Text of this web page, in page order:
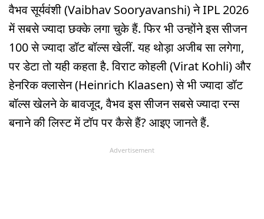
वैभव सूर्यवंशी (Vaibhav Sooryavanshi) ने IPL 2026
में सबसे ज्यादा छक्के लगा चुके हैं. फिर भी उन्होंने इस सीजन
100 से ज्यादा डॉट बॉल्स खेलीं. यह थोड़ा अजीब सा लगेगा,
पर डेटा तो यही कहता है. विराट कोहली (Virat Kohli) और
हेनरिक क्लासेन (Heinrich Klaasen) से भी ज्यादा डॉट
बॉल्स खेलने के बावजूद, वैभव इस सीजन सबसे ज्यादा रन्स
बनाने की लिस्ट में टॉप पर कैसे हैं? आइए जानते हैं.
Advertisement